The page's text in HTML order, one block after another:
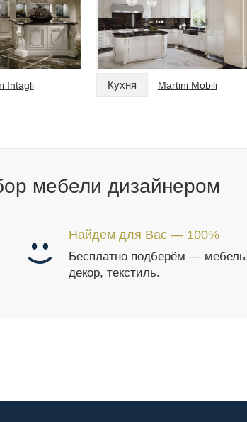
Intagli Кухня Martini Mobili
мебели дизайнером
Найдем для Вас — 100%
Бесплатно подберём —
декор, текстиль.